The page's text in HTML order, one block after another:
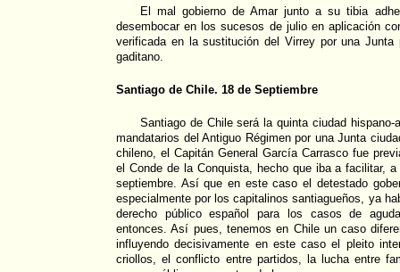
El mal gobierno de Amar junto a su tibia
desembocar en los sucesos de julio en aplicación
verificada en la sustitución del Virrey por una Junta
gaditano.
Santiago de Chile. 18 de Septiembre
Santiago de Chile será la quinta ciudad
mandatarios del Antiguo Régimen por una Junta
chileno, el Capitán General García Carrasco fue
el Conde de la Conquista, hecho que iba a facilitar,
septiembre. Así que en este caso el detestado
especialmente por los capitalinos santiagueños, ya
derecho público español para los casos de
entonces. Así pues, tenemos en Chile un caso
influyendo decisivamente en este caso el pleito
criollos, el conflicto entre partidos, la lucha entre